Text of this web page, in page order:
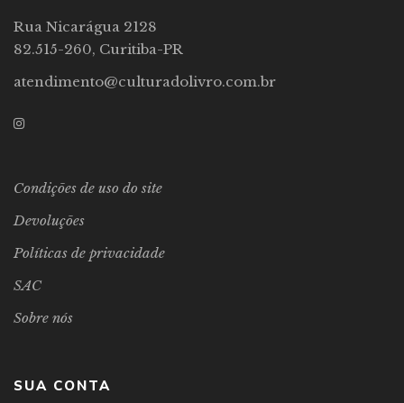
Rua Nicarágua 2128
82.515-260, Curitiba-PR
atendimento@culturadolivro.com.br
Condições de uso do site
Devoluções
Políticas de privacidade
SAC
Sobre nós
SUA CONTA